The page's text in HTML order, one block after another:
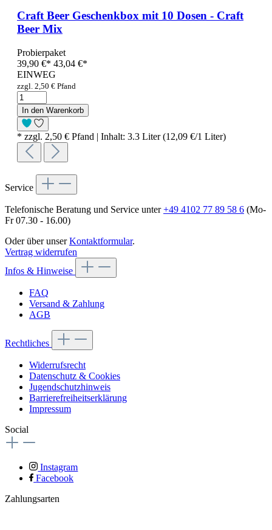
Craft Beer Geschenkbox mit 10 Dosen - Craft
Beer Mix
Probierpaket
39,90 €* 43,04 €*
EINWEG
zzgl. 2,50 € Pfand
In den Warenkorb
* zzgl. 2,50 € Pfand | Inhalt: 3.3 Liter (12,09 €/1 Liter)
Service
Telefonische Beratung und Service unter+49 4102 77 89 58 6 (Mo-
Fr 07.30 - 16.00)
Oder über unserKontaktformular.
Vertrag widerrufen
Infos & Hinweise
FAQ
Versand & Zahlung
AGB
Rechtliches
Widerrufsrecht
Datenschutz & Cookies
Jugendschutzhinweis
Barrierefreiheitserklärung
Impressum
Social
Instagram
Facebook
Zahlungsarten